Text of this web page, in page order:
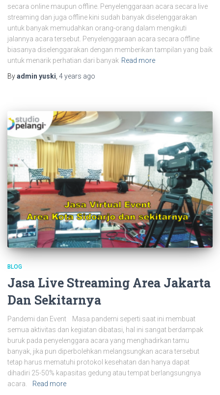
secara online maupun offline. Penyelenggaraan acara secara live
streaming dan juga offline kini sudah banyak diselenggarakan
untuk banyak memudahkan orang-orang dalam mengikuti
jalannya acara tersebut. Penyelenggaraan acara secara offline
biasanya diselenggarakan dengan memberikan tampilan yang baik
untuk menarik perhatian dari banyak Read more
Byadmin yuski 4 years ago
BLOG
Jasa Live Streaming Area Jakarta
Dan Sekitarnya
Pandemi dan Event Masa pandemi seperti saat ini membuat
semua aktivitas dan kegiatan dibatasi, hal ini sangat berdampak
buruk pada penyelenggara acara yang menghadirkan tamu
banyak, jika pun diperbolehkan melangsungkan acara tersebut
tetap harus mematuhi protokol kesehatan dan hanya dapat
dihadiri 25-50% kapasitas gedung atau tempat berlangsungnya
acara.
Read more